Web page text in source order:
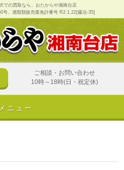
での買取なら、おたからや湘南台店
号、酒類類販売業免許番号 R2.1.22[藤法-35]
ご相談・お問い合わせ
10時～18時(日・祝定休)
メニュー